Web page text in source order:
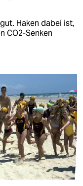
Haken dabei ist,
CO2-Senken